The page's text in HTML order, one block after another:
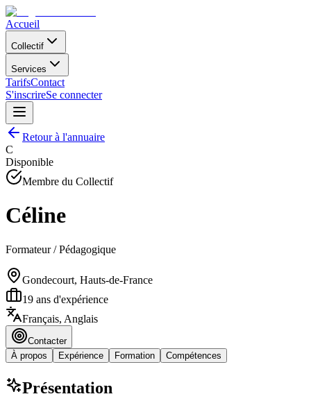
Accueil
Collectif
Services
TarifsContact
S'inscrireSe connecter
Retour à l'annuaire
C
Disponible
Membre du Collectif
Céline
Formateur / Pédagogique
Gondecourt, Hauts-de-France
19 ans d'expérience
Français, Anglais
Contacter
À propos
Expérience Formation Compétences
Présentation